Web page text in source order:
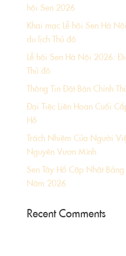
hội Sen 2026
Khai mạc Lễ hội Sen Hà
du lịch Thủ đô
Lễ hội Sen Hà Nội 2026:
Thủ đô
Thông Tin Đặt Bàn Chính
Đại Tiệc Liên Hoan Cuối
Hồ
Trách Nhiệm Của Người
Nguyên Vươn Mình
Sen Tây Hồ Cập Nhật
Năm 2026
Recent Comments